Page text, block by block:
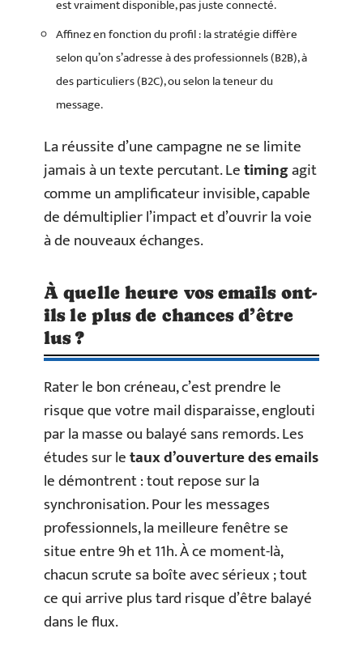
est vraiment disponible, pas juste connecté.
Affinez en fonction du profil : la stratégie diffère
selon qu’on s’adresse à des professionnels (B2B), à
des particuliers (B2C), ou selon la teneur du
message.
La réussite d’une campagne ne se limite
jamais à un texte percutant. Letimingagit
comme un amplificateur invisible, capable
de démultiplier l’impact et d’ouvrir la voie
à de nouveaux échanges.
À quelle heure vos emails ont-
ils le plus de chances d’être
lus ?
Rater le bon créneau, c’est prendre le
risque que votre mail disparaisse, englouti
par la masse ou balayé sans remords. Les
études sur letaux d’ouverture des emails
le démontrent : tout repose sur la
synchronisation. Pour les messages
professionnels, la meilleure fenêtre se
situe entre 9h et 11h. À ce moment-là,
chacun scrute sa boîte avec sérieux ; tout
ce qui arrive plus tard risque d’être balayé
dans le flux.